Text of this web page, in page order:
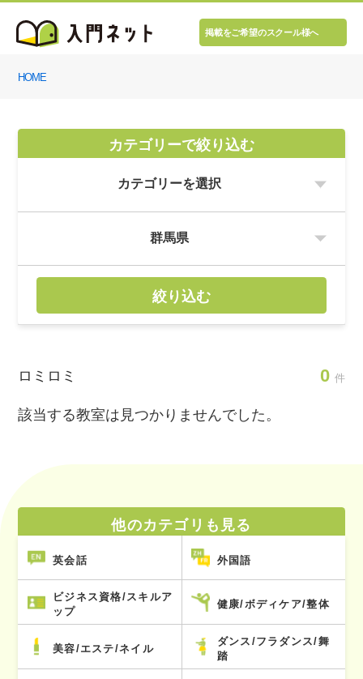
掲載をご希望のスクール様へ
HOME
カテゴリーで絞り込む
絞り込む
ロミロミ 0 件
該当する教室は見つかりませんでした。
他のカテゴリも見る
英会話 外国語
ビジネス資格/スキルア
ップ
健康/ボディケア/整体
美容/エステ/ネイル
ダンス/フラダンス/舞
踏